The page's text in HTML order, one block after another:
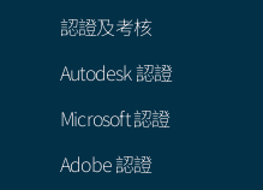
認證及考核
Autodesk 認證
Microsoft 認證
Adobe 認證